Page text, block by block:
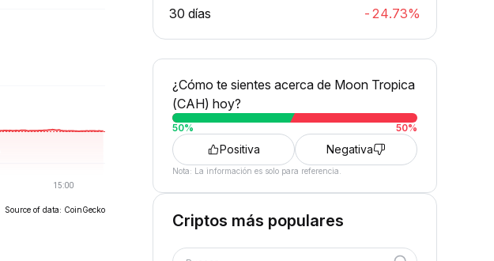
Source of data: CoinGecko
30 días
-24.73%
¿Cómo te sientes acerca de Moon Tropica
(CAH) hoy?
50% 50%
Positiva Negativa
Nota: La información es solo para referencia.
Criptos más populares